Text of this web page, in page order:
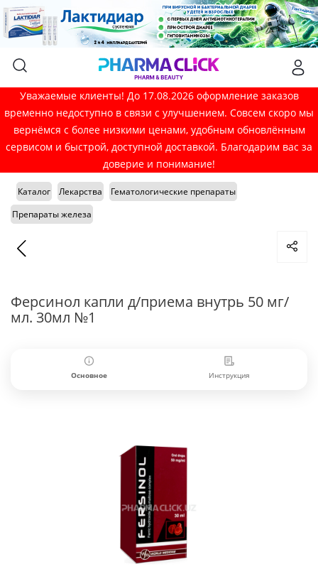
Уважаемые клиенты! До 17.08.2026 оформление заказов
временно недоступно в связи с улучшением. Совсем скоро мы
вернёмся с более низкими ценами, удобным обновлённым
сервисом и быстрой, доступной доставкой. Благодарим вас за
доверие и понимание!
Каталог Лекарства
Гематологические препараты
Препараты железа
Ферсинол капли д/приема внутрь 50 мг/
мл. 30мл №1
Основное Инструкция